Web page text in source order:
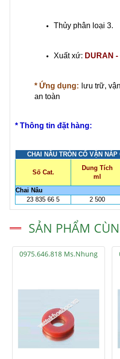
Thủy phân loại 3.
Xuất xứ: DURAN
* Ứng dụng: lưu trữ,
an toàn
* Thông tin đặt hàng:
CHAI NÂU TRÒN CỔ VẶN
Số Cat.
Dung Tích
ml
Chai Nâu
23 835 66 5
2 500
SẢN PHẨM
0975.646.818 Ms.Nhung